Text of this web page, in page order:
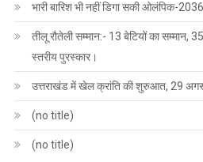
भारी बारिश भी नहीं डिगा सकी ओलंपिक-
तीलू रौतेली सम्मान:- 13 बेटियों का सम्मान,
स्तरीय पुरस्कार।
उत्तराखंड में खेल क्रांति की शुरुआत, 29
(no title)
(no title)